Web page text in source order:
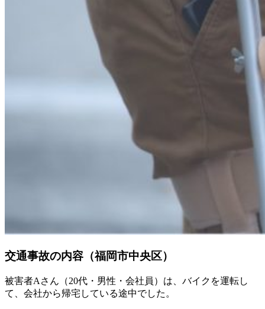
交通事故の内容（福岡市中央区）
被害者Aさん（20代・男性・会社員）は、バイクを運転し
て、会社から帰宅している途中でした。